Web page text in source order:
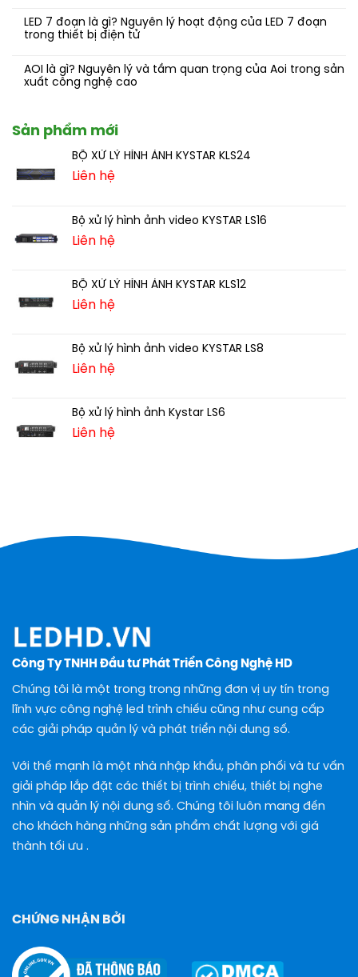
LED 7 đoạn là gì? Nguyên lý hoạt động của LED 7 đoạn
trong thiết bị điện tử
AOI là gì? Nguyên lý và tầm quan trọng của Aoi trong sản
xuất công nghệ cao
Sản phẩm mới
BỘ XỬ LÝ HÌNH ẢNH KYSTAR KLS24
Liên hệ
Bộ xử lý hình ảnh video KYSTAR LS16
Liên hệ
BỘ XỬ LÝ HÌNH ẢNH KYSTAR KLS12
Liên hệ
Bộ xử lý hình ảnh video KYSTAR LS8
Liên hệ
Bộ xử lý hình ảnh Kystar LS6
Liên hệ
Công Ty TNHH Đầu tư Phát Triển Công Nghệ HD
Chúng tôi là một trong trong những đơn vị uy tín trong
lĩnh vực công nghệ led trình chiếu cũng như cung cấp
các giải pháp quản lý và phát triển nội dung số.
Với thế mạnh là một nhà nhập khẩu, phân phối và tư vấn
giải pháp lắp đặt các thiết bị trình chiếu, thiết bị nghe
nhìn và quản lý nội dung số. Chúng tôi luôn mang đến
cho khách hàng những sản phẩm chất lượng với giá
thành tối ưu .
CHỨNG NHẬN BỞI